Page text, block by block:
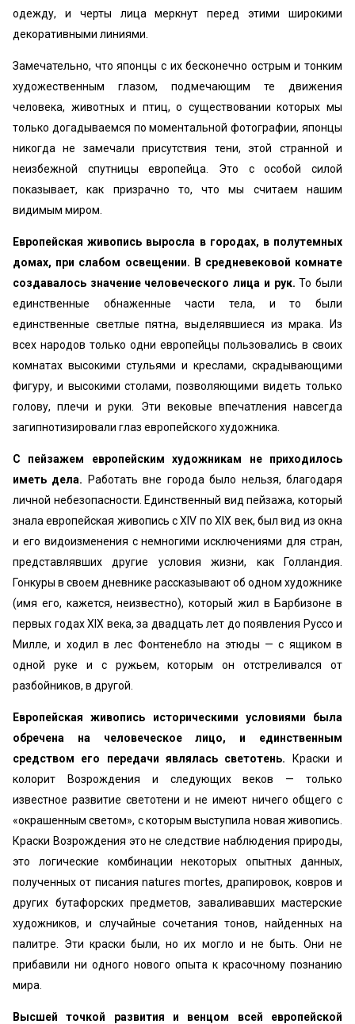
одежду, и черты лица меркнут перед этими широкими
декоративными линиями.
Замечательно, что японцы с их бесконечно острым и тонким
художественным глазом, подмечающим те движения
человека, животных и птиц, о существовании которых мы
только догадываемся по моментальной фотографии, японцы
никогда не замечали присутствия тени, этой странной и
неизбежной спутницы европейца. Это с особой силой
показывает, как призрачно то, что мы считаем нашим
видимым миром.
Европейская живопись выросла в городах, в полутемных
домах, при слабом освещении. В средневековой комнате
создавалось значение человеческого лица и рук.То были
единственные обнаженные части тела, и то были
единственные светлые пятна, выделявшиеся из мрака. Из
всех народов только одни европейцы пользовались в своих
комнатах высокими стульями и креслами, скрадывающими
фигуру, и высокими столами, позволяющими видеть только
голову, плечи и руки. Эти вековые впечатления навсегда
загипнотизировали глаз европейского художника.
С пейзажем европейским художникам не приходилось
иметь дела.
Работать вне города было нельзя, благодаря
личной небезопасности. Единственный вид пейзажа, который
знала европейская живопись с XIV по XIX век, был вид из окна
и его видоизменения с немногими исключениями для стран,
представлявших другие условия жизни, как Голландия.
Гонкуры в своем дневнике рассказывают об одном художнике
(имя его, кажется, неизвестно), который жил в Барбизоне в
первых годах XIX века, за двадцать лет до появления Руссо и
Милле, и ходил в лес Фонтенебло на этюды — с ящиком в
одной руке и с ружьем, которым он отстреливался от
разбойников, в другой.
Европейская живопись историческими условиями была
обречена на человеческое лицо, и единственным
средством его передачи являлась светотень. Краски и
колорит Возрождения и следующих веков — только
известное развитие светотени и не имеют ничего общего с
«окрашенным светом», с которым выступила новая живопись.
Краски Возрождения это не следствие наблюдения природы,
это логические комбинации некоторых опытных данных,
полученных от писания natures mortes, драпировок, ковров и
других бутафорских предметов, заваливавших мастерские
художников, и случайные сочетания тонов, найденных на
палитре. Эти краски были, но их могло и не быть. Они не
прибавили ни одного нового опыта к красочному познанию
мира.
Высшей точкой развития и венцом всей европейской